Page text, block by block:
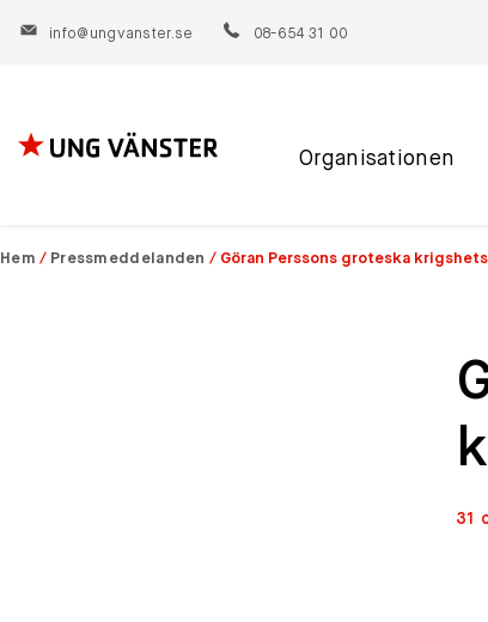
info@ungvanster.se 08-654 31 00
Hoppa
Organisationen
Hem / Pressmeddelanden / Göran Perssons groteska krigshets
31